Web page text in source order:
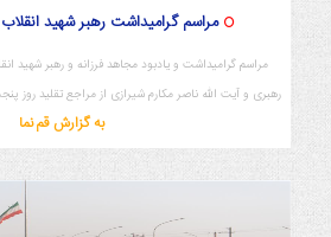
مراسم گرامیداشت رهبر شهید
مراسم گرامیداشت و یادبود مجاهد فرزانه و رهبر شهید
رهبری و آیت الله ناصر مکارم شیرازی از مراجع تقلید روز
به گزارش قم نما